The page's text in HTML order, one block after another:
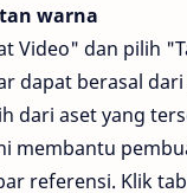
warna
Video" dan pilih
dapat berasal
dari aset yang
membantu
referensi. Klik